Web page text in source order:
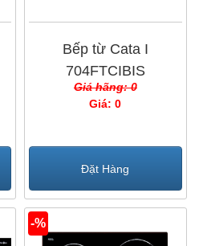
Bếp từ Cata I
704FTCIBIS
Giá hãng: 0
Giá: 0
Đặt Hàng
-%